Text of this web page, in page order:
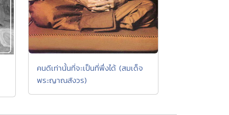
คนดีเท่านั้นที่จะเป็นที่พึ่งได้ (สมเด็จ
พระญาณสังวร)